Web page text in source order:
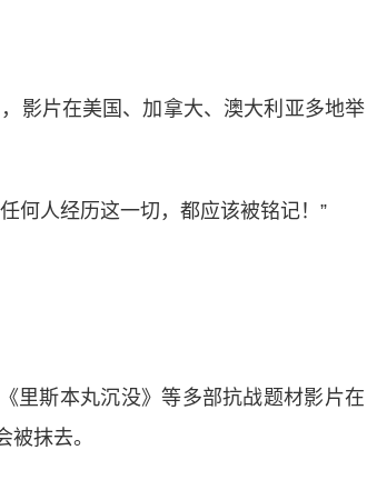
影片在美国、加拿大、澳大利亚多地举
人经历这一切，都应该被铭记！”
斯本丸沉没》等多部抗战题材影片在
抹去。